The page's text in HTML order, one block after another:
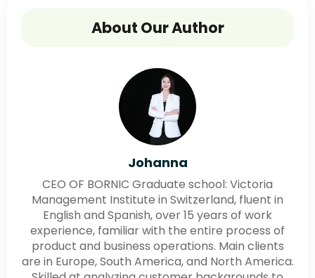
About Our Author
Johanna
CEO OF BORNIC Graduate school: Victoria
Management Institute in Switzerland, fluent in
English and Spanish, over 15 years of work
experience, familiar with the entire process of
product and business operations. Main clients
are in Europe, South America, and North America.